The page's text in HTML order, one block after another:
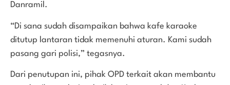
Danramil.
“Di sana sudah disampaikan bahwa kafe karaoke
ditutup lantaran tidak memenuhi aturan. Kami sudah
pasang gari polisi,” tegasnya.
Dari penutupan ini, pihak OPD terkait akan membantu